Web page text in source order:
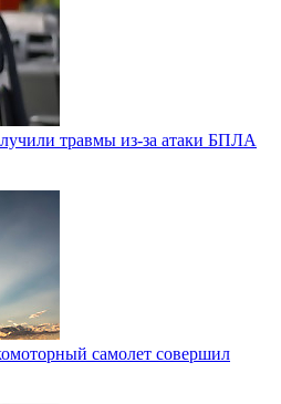
травмы из-за атаки БПЛА
самолет совершил